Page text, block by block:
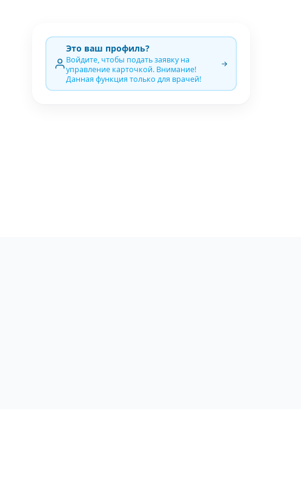
Это ваш профиль?
Войдите, чтобы подать заявку на
управление карточкой. Внимание!
Данная функция только для врачей!